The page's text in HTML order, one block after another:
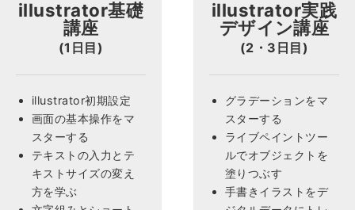
illustrator基礎
講座
(1日目)
illustrator初期設定
画面の基本操作をマ
スターする
テキストの入力とテ
キストサイズの変え
方を学ぶ
illustrator実践
デザイン講座
(2・3日目)
グラデーションをマ
スターする
ライブペイントツー
ルでオブジェクトを
塗りつぶす
手書きイラストをデ